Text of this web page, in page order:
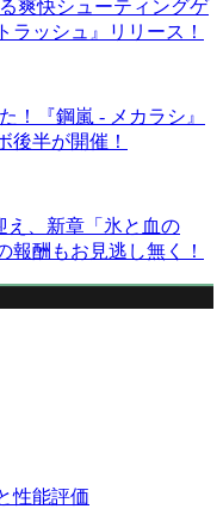
爽快シューティングゲ
ラッシュ』リリース！
！『鋼嵐 - メカラシ』
後半が開催！
え、新章「氷と血の
報酬もお見逃し無く！
性能評価